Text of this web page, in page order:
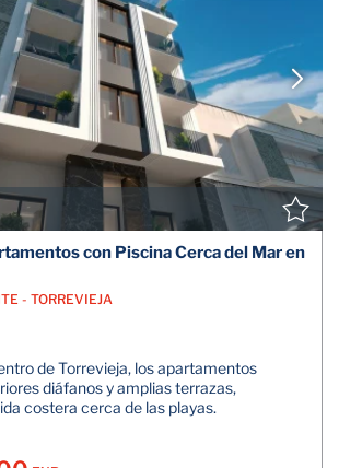
con Piscina Cerca del Mar en
- TORREVIEJA
de Torrevieja, los apartamentos
diáfanos y amplias terrazas,
costera cerca de las playas.